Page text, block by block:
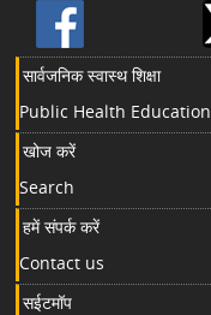
सार्वजनिक स्वास्थ शिक्षा
Public Health Education
खोज करें
Search
हमें संपर्क करें
Contact us
सईटमॉप